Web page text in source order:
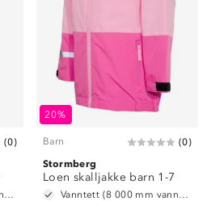
(0)
Vanntett (8 000 mm vannsøyle)
20%
Barn (0)
Stormberg
Loen skalljakke barn 1-7
Vanntett (8 000 mm vannsøyle)